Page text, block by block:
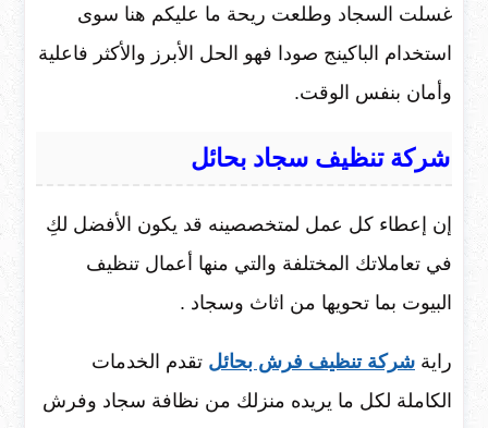
غسلت السجاد وطلعت ريحة ما عليكم هنا سوى
استخدام الباكينج صودا فهو الحل الأبرز والأكثر فاعلية
وأمان بنفس الوقت.
شركة تنظيف سجاد بحائل
إن إعطاء كل عمل لمتخصصينه قد يكون الأفضل لكِ
في تعاملاتك المختلفة والتي منها أعمال تنظيف
البيوت بما تحويها من اثاث وسجاد .
راية شركة تنظيف فرش بحائل تقدم الخدمات
الكاملة لكل ما يريده منزلك من نظافة سجاد وفرش